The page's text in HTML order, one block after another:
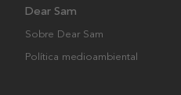
Dear Sam
Sobre Dear Sam
Política medioambiental